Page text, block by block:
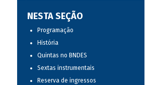
NESTA SEÇÃO
Programação
História
Quintas no BNDES
Sextas instrumentais
Reserva de ingressos